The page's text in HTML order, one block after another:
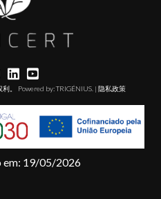
。 Powered by:TRIGÉNIUS . | 隐私政策
em: 19/05/2026